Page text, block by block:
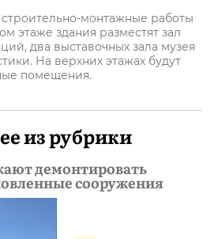
монтажные работы
этаже здания разместят зал
два выставочных зала музея
На верхних этажах будут
помещения.
из рубрики
демонтировать
сооружения